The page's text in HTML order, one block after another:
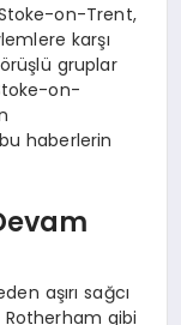
Stoke-on-Trent,
karşı
gruplar
on-
haberlerin
aşırı sağcı
gibi